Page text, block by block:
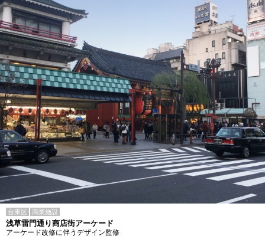
台東区 商業施設
浅草雷門通り商店街アーケード
アーケード改修に伴うデザイン監修